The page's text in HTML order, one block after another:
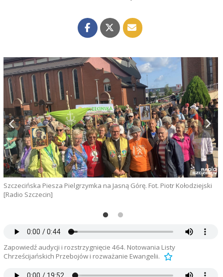
Szczecińska Piesza Pielgrzymka na Jasną Górę. Fot. Piotr Kołodziejski
[Radio Szczecin]
Zapowiedź audycji i rozstrzygnięcie 464. Notowania Listy
Chrześcijańskich Przebojów i rozważanie Ewangelii.